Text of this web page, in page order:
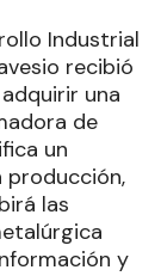
Industrial
recibió
una
de
un
las
y